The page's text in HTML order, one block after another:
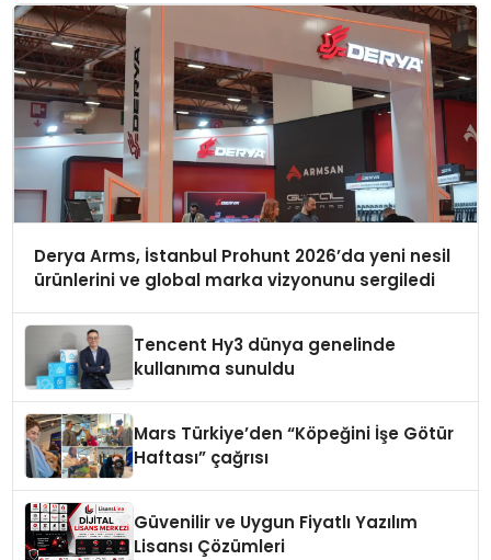
Derya Arms, İstanbul Prohunt 2026’da yeni nesil
ürünlerini ve global marka vizyonunu sergiledi
Tencent Hy3 dünya genelinde
kullanıma sunuldu
Mars Türkiye’den “Köpeğini İşe Götür
Haftası” çağrısı
Güvenilir ve Uygun Fiyatlı Yazılım
Lisansı Çözümleri